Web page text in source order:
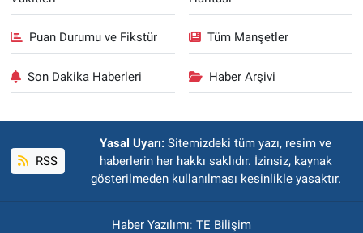
Puan Durumu ve Fikstür Tüm Manşetler
Son Dakika Haberleri Haber Arşivi
RSS
Yasal Uyarı: Sitemizdeki tüm yazı, resim ve
haberlerin her hakkı saklıdır. İzinsiz, kaynak
gösterilmeden kullanılması kesinlikle yasaktır.
Haber Yazılımı: TE Bilişim